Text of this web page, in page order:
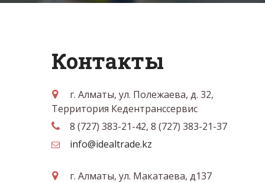
Контакты
г. Алматы, ул. Полежаева, д. 32,
Территория Кедентранссервис
8 (727) 383-21-42, 8 (727) 383-21-37
info@idealtrade.kz
г. Алматы, ул. Макатаева, д137